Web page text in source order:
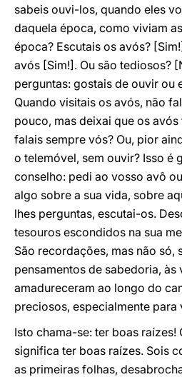
sabeis ouvi-los, quando eles
daquela época, como viviam
época? Escutais os avós?
avós [Sim!]. Ou são tediosos?
perguntas: gostais de ouvir ou
Quando visitais os avós, não
pouco, mas deixai que os
falais sempre vós? Ou, pior
o telemóvel, sem ouvir? Isso é
conselho: pedi ao vosso avô
algo sobre a sua vida, sobre
lhes perguntas, escutai-os.
tesouros escondidos na sua
São recordações, mas não só,
pensamentos de sabedoria, às
amadureceram ao longo do
preciosos, especialmente para
Isto chama-se: ter boas raízes!
significa ter boas raízes. Sois
as primeiras folhas,